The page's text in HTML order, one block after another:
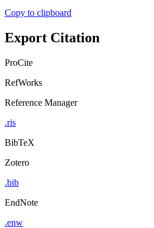
Copy to clipboard
Export Citation
ProCite
RefWorks
Reference Manager
.ris
BibTeX
Zotero
.bib
EndNote
.enw